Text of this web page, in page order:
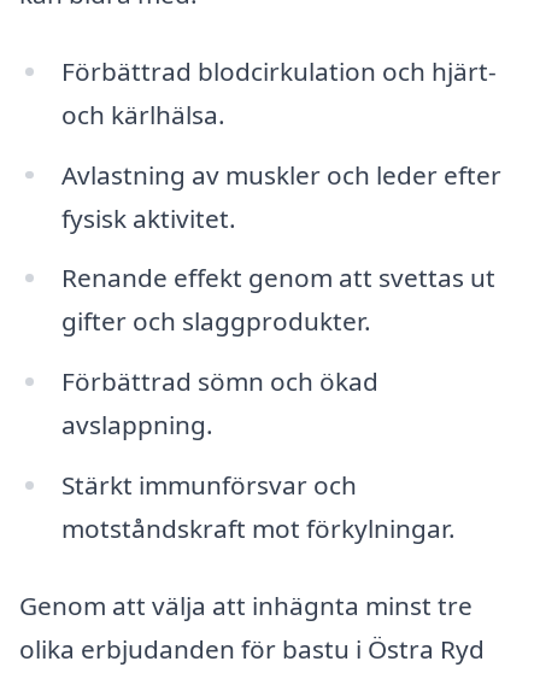
Förbättrad blodcirkulation och hjärt-
och kärlhälsa.
Avlastning av muskler och leder efter
fysisk aktivitet.
Renande effekt genom att svettas ut
gifter och slaggprodukter.
Förbättrad sömn och ökad
avslappning.
Stärkt immunförsvar och
motståndskraft mot förkylningar.
Genom att välja att inhägnta minst tre
olika erbjudanden för bastu i Östra Ryd